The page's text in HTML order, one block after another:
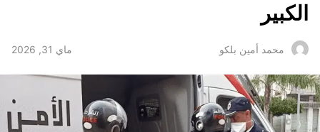
الكبير
محمد أمين بلكو ماي 31, 2026